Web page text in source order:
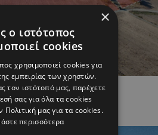
στην Αλαμινό,
×
ο ιστότοπος
cookies
χρησιμοποιεί cookies για
εμπειρίας των χρηστών.
τον ιστότοπό μας, παρέχετε
σας για όλα τα cookies
μας για τα cookies.
περισσότερα